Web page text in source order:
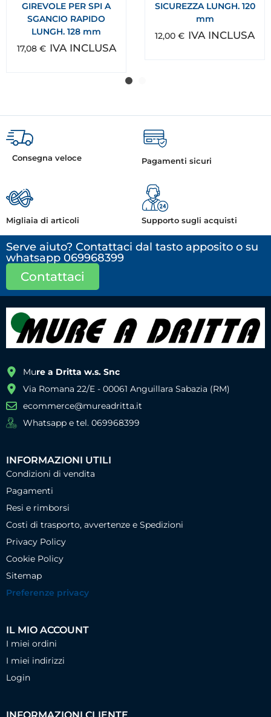
GIREVOLE PER SPI A
SGANCIO RAPIDO
LUNGH. 128 mm
17,08 € IVA INCLUSA
SICUREZZA LUNGH. 120
mm
12,00 € IVA INCLUSA
Consegna veloce Pagamenti sicuri
Migliaia di articoli Supporto sugli acquisti
Serve aiuto? Contattaci dal tasto apposito o su
whatsapp 069968399
Contattaci
Mure a Dritta w.s. Snc
Via Romana 22/E - 00061 Anguillara Sabazia (RM)
ecommerce@mureadritta.it
Whatsapp e tel. 069968399
INFORMAZIONI UTILI
Condizioni di vendita
Pagamenti
Resi e rimborsi
Costi di trasporto, avvertenze e Spedizioni
Privacy Policy
Cookie Policy
Sitemap
Preferenze privacy
IL MIO ACCOUNT
I miei ordini
I miei indirizzi
Login